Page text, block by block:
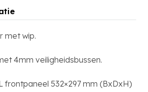
met wip.
4mm veiligheidsbussen.
frontpaneel 532×297 mm (BxDxH)